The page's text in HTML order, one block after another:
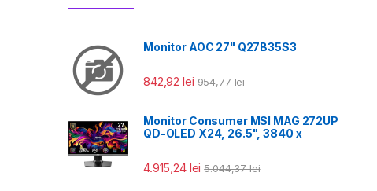
Monitor AOC 27" Q27B35S3
842,92lei 954,77lei
Monitor Consumer MSI MAG 272UP
QD-OLED X24, 26.5", 3840 x
4.915,24 lei 5.044,37lei